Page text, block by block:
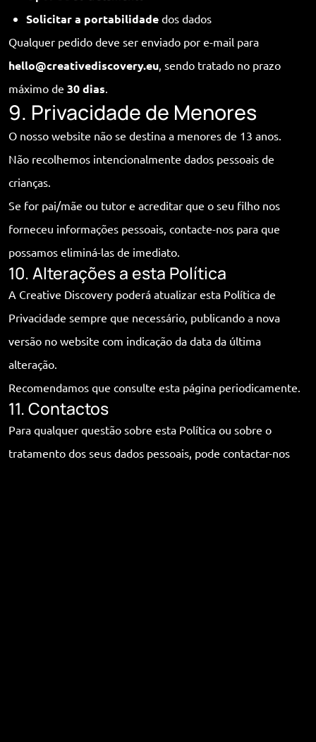
Solicitar a portabilidade dos dados
Qualquer pedido deve ser enviado por e-mail para
hello@creativediscovery.eu, sendo tratado no prazo
máximo de 30 dias.
9. Privacidade de Menores
O nosso website não se destina a menores de 13 anos.
Não recolhemos intencionalmente dados pessoais de
crianças.
Se for pai/mãe ou tutor e acreditar que o seu filho nos
forneceu informações pessoais, contacte-nos para que
possamos eliminá-las de imediato.
10. Alterações a esta Política
A Creative Discovery poderá atualizar esta Política de
Privacidade sempre que necessário, publicando a nova
versão no website com indicação da data da última
alteração.
Recomendamos que consulte esta página periodicamente.
11. Contactos
Para qualquer questão sobre esta Política ou sobre o
tratamento dos seus dados pessoais, pode contactar-nos
IDEIA?
Fale connosco
©2025 Creative Discovery, All Rights Reserved.
Feito com carinho para si